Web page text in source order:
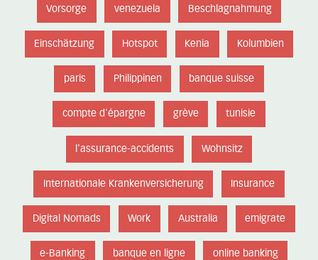
Vorsorge venezuela Beschlagnahmung
Einschätzung Hotspot Kenia Kolumbien
paris Philippinen banque suisse
compte d'épargne grève tunisie
l'assurance-accidents Wohnsitz
Internationale Krankenversicherung Insurance
Digital Nomads Work Australia emigrate
e-Banking banque en ligne online banking